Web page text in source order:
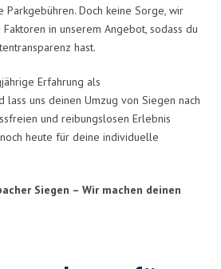
Doch keine Sorge, wir
in unserem Angebot, sodass du
hast.
Erfahrung als
lass uns deinen Umzug von Siegen nach
und reibungslosen Erlebnis
noch heute für deine individuelle
Siegen – Wir machen deinen